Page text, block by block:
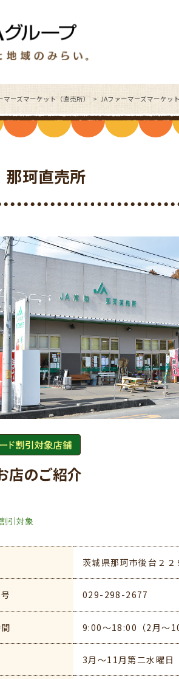
マーズマーケット（直売所） JAファーマーズマーケッ
那珂直売所
店のご紹介
引対象
茨城県那珂市後台２２
029-298-2677
9:00～18:00（2月～
3月～11月第二水曜